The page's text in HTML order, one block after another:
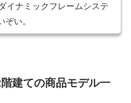
イナミックフレームシステ
ぞい。
建ての商品モデル一